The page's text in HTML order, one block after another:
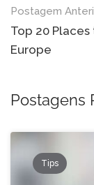
do
post
Postagem
Top 20 Places
Europe
Postagens
Tips